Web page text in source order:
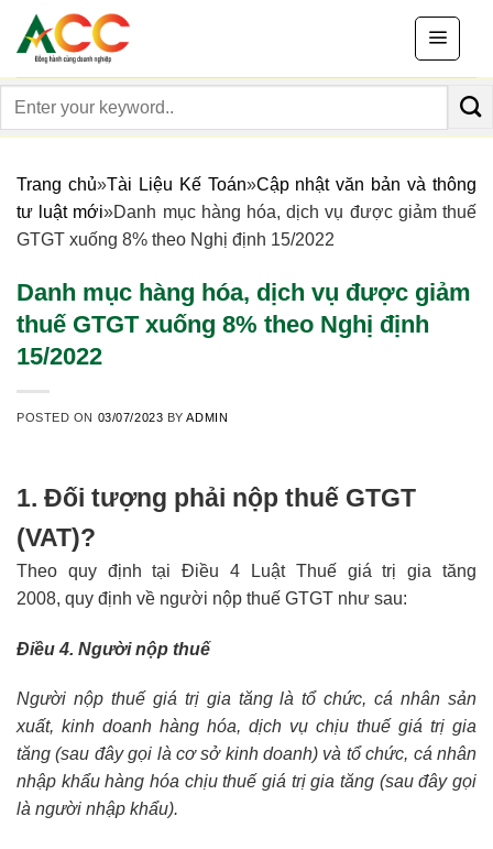
content
for:
Trang chủ»Tài Liệu Kế Toán»Cập nhật văn bản và thông
tư luật mới»Danh mục hàng hóa, dịch vụ được giảm thuế
GTGT xuống 8% theo Nghị định 15/2022
Danh mục hàng hóa, dịch vụ được giảm
thuế GTGT xuống 8% theo Nghị định
15/2022
POSTED ON 03/07/2023 BYADMIN
1. Đối tượng phải nộp thuế GTGT
(VAT)?
Theo quy định tại Điều 4 Luật Thuế giá trị gia tăng
2008, quy định về người nộp thuế GTGT như sau:
Điều 4. Người nộp thuế
Người nộp thuế giá trị gia tăng là tổ chức, cá nhân sản
xuất, kinh doanh hàng hóa, dịch vụ chịu thuế giá trị gia
tăng (sau đây gọi là cơ sở kinh doanh) và tổ chức, cá nhân
nhập khẩu hàng hóa chịu thuế giá trị gia tăng (sau đây gọi
là người nhập khẩu).